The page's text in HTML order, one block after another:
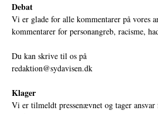
Debat
Vi er glade for alle kommentarer på vores
kommentarer for personangreb, racisme,
Du kan skrive til os på
redaktion@sydavisen.dk
Klager
Vi er tilmeldt pressenævnet og tager